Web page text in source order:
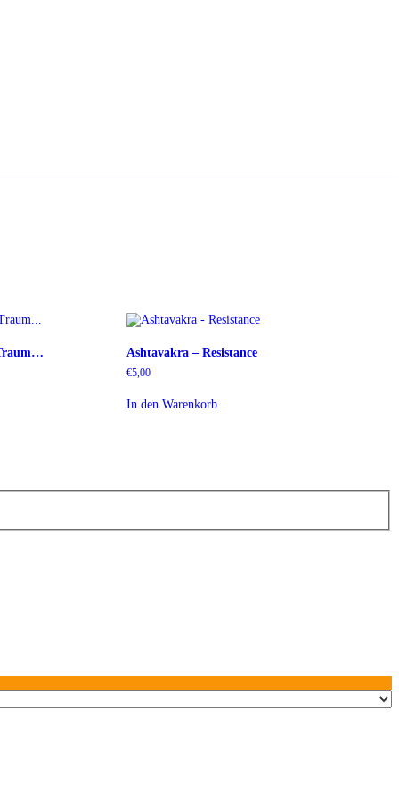
Ashtavakra – Resistance
€5,00
In den Warenkorb